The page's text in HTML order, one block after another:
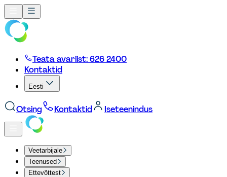
Teata avariist: 626 2400
Kontaktid
Eesti
Otsing Kontaktid Iseteenindus
Veetarbijale
Teenused
Ettevõttest